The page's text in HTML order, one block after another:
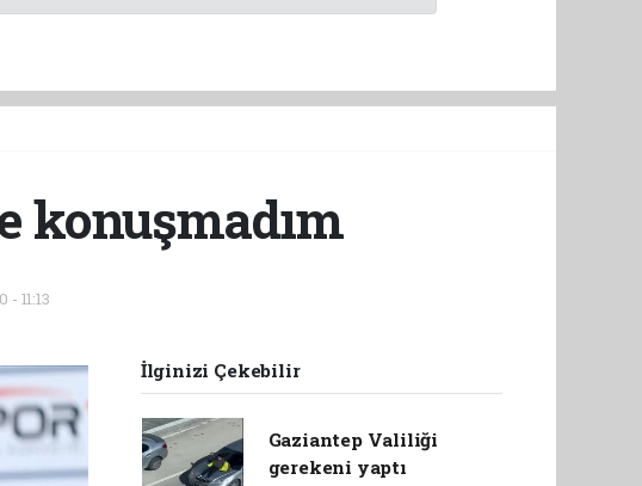
konuşmadım
11:13
İlginizi Çekebilir
Gaziantep Valiliği
gerekeni yaptı